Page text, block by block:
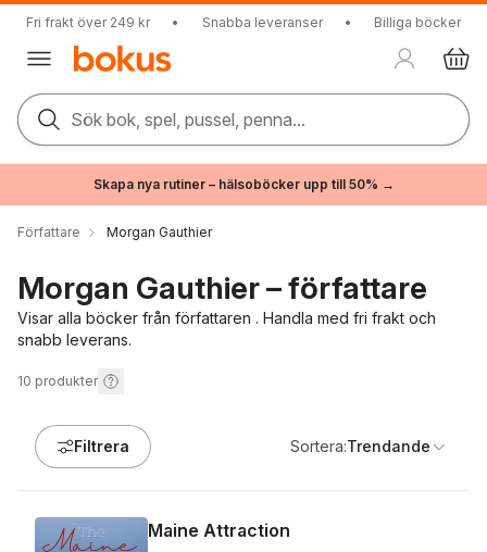
Fri frakt över 249 kr • Snabba leveranser • Billiga böcker
Sök bok, spel, pussel, penna...
Skapa nya rutiner – hälsoböcker upp till 50% →
Författare Morgan Gauthier
Morgan Gauthier – författare
Visar alla böcker från författaren . Handla med fri frakt och
snabb leverans.
10 produkter
Filtrera Sortera:Trendande
Maine Attraction